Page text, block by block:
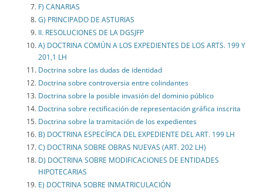
F) CANARIAS
G) PRINCIPADO DE ASTURIAS
II. RESOLUCIONES DE LA DGSJFP
A) DOCTRINA COMÚN A LOS EXPEDIENTES DE LOS ARTS. 199 Y
201,1 LH
Doctrina sobre las dudas de identidad
Doctrina sobre controversia entre colindantes
Doctrina sobre la posible invasión del dominio público
Doctrina sobre rectificación de representación gráfica inscrita
Doctrina sobre la tramitación de los expedientes
B) DOCTRINA ESPECÍFICA DEL EXPEDIENTE DEL ART. 199 LH
C) DOCTRINA SOBRE OBRAS NUEVAS (ART. 202 LH)
D) DOCTRINA SOBRE MODIFICACIONES DE ENTIDADES
HIPOTECARIAS
E) DOCTRINA SOBRE INMATRICULACIÓN